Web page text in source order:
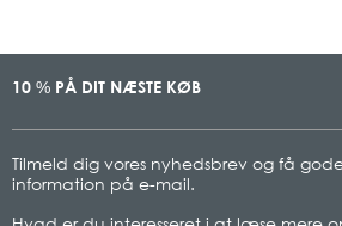
10 % PÅ DIT NÆSTE KØB
Tilmeld dig vores nyhedsbrev og få
information på e-mail.